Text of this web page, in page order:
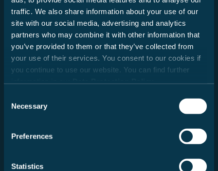
traffic. We also share information about your use of our
site with our social media, advertising and analytics
partners who may combine it with other information that
you’ve provided to them or that they’ve collected from
your use of their services. You consent to our cookies if
you continue to use our website. You can find further
Selection
Necessary
Preferences
Statistics